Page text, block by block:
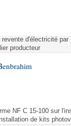
d'électricité
producteur
NF C 15-100 sur
de kits